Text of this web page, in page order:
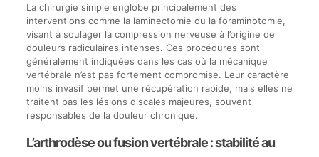
La chirurgie simple englobe principalement des
interventions comme la laminectomie ou la foraminotomie,
visant à soulager la compression nerveuse à l’origine de
douleurs radiculaires intenses. Ces procédures sont
généralement indiquées dans les cas où la mécanique
vertébrale n’est pas fortement compromise. Leur caractère
moins invasif permet une récupération rapide, mais elles ne
traitent pas les lésions discales majeures, souvent
responsables de la douleur chronique.
L’arthrodèse ou fusion vertébrale : stabilité au